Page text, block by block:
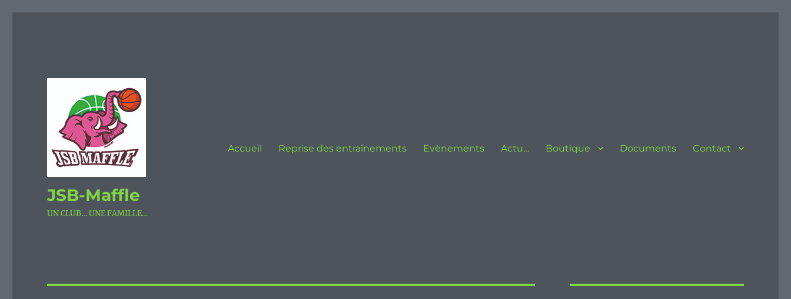
JSB-Maffle
UN CLUB… UNE FAMILLE…
Accueil Reprise des entraînements Evènements Actu… Boutique Documents Contact